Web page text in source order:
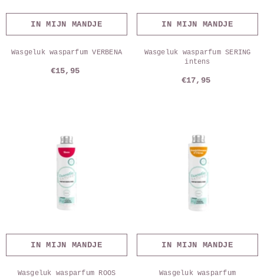
IN MIJN MANDJE
Wasgeluk wasparfum VERBENA
€15,95
IN MIJN MANDJE
Wasgeluk wasparfum SERING
intens
€17,95
IN MIJN MANDJE
Wasgeluk wasparfum ROOS
IN MIJN MANDJE
Wasgeluk wasparfum